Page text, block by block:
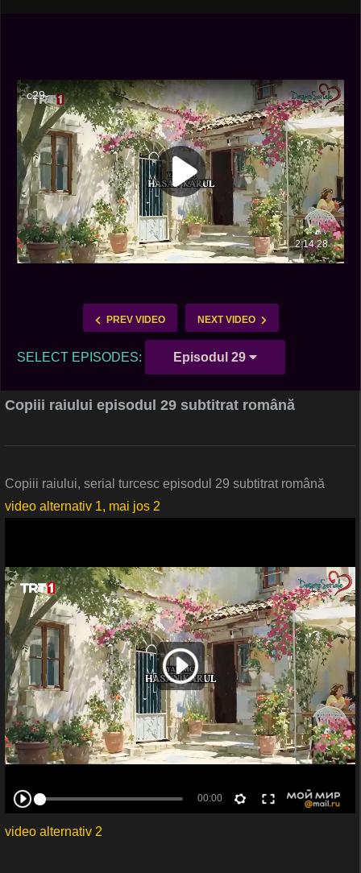
PREV VIDEO NEXT VIDEO
SELECT EPISODES: Episodul 29
Copiii raiului episodul 29 subtitrat română
Copiii raiului, serial turcesc episodul 29 subtitrat română
video alternativ 1, mai jos 2
video alternativ 2